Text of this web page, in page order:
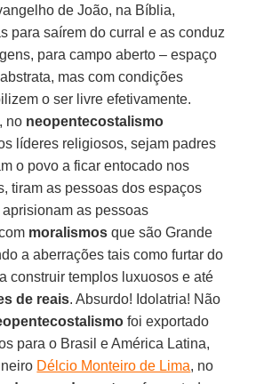
de João, na Bíblia,
para saírem do curral e as conduz
para campo aberto – espaço
mas com condições
o ser livre efetivamente.
no neopentecostalismo
líderes religiosos, sejam padres
o povo a ficar entocado nos
tiram as pessoas dos espaços
as pessoas
moralismos que são Grande
a aberrações tais como furtar do
construir templos luxuosos e até
de reais. Absurdo! Idolatria! Não
foi exportado
para o Brasil e América Latina,
Délcio Monteiro de Lima, no